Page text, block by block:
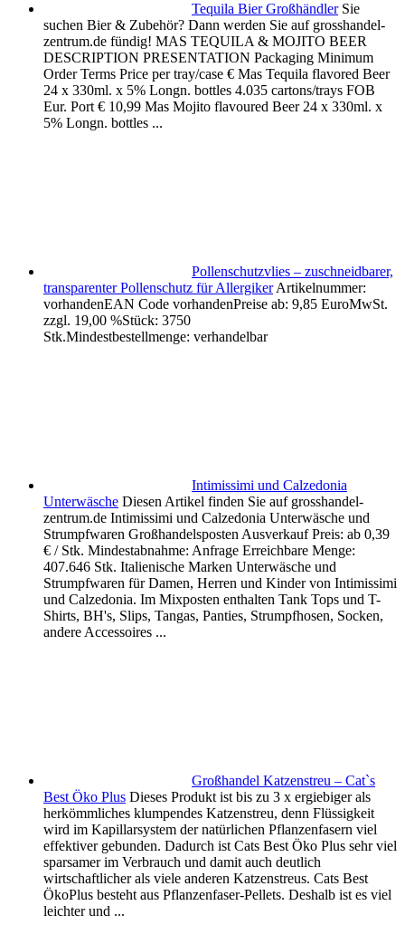
Tequila Bier Großhändler Sie
suchen Bier & Zubehör? Dann werden Sie auf grosshandel-
zentrum.de fündig! MAS TEQUILA & MOJITO BEER
DESCRIPTION PRESENTATION Packaging Minimum
Order Terms Price per tray/case € Mas Tequila flavored Beer
24 x 330ml. x 5% Longn. bottles 4.035 cartons/trays FOB
Eur. Port € 10,99 Mas Mojito flavoured Beer 24 x 330ml. x
5% Longn. bottles ...
Pollenschutzvlies – zuschneidbarer,
transparenter Pollenschutz für AllergikerArtikelnummer:
vorhandenEAN Code vorhandenPreise ab: 9,85 EuroMwSt.
zzgl. 19,00 %Stück: 3750
Stk.Mindestbestellmenge: verhandelbar
Intimissimi und Calzedonia
Unterwäsche Diesen Artikel finden Sie auf grosshandel-
zentrum.de Intimissimi und Calzedonia Unterwäsche und
Strumpfwaren Großhandelsposten Ausverkauf Preis: ab 0,39
€ / Stk. Mindestabnahme: Anfrage Erreichbare Menge:
407.646 Stk. Italienische Marken Unterwäsche und
Strumpfwaren für Damen, Herren und Kinder von Intimissimi
und Calzedonia. Im Mixposten enthalten Tank Tops und T-
Shirts, BH's, Slips, Tangas, Panties, Strumpfhosen, Socken,
andere Accessoires ...
Großhandel Katzenstreu – Cat`s
Best Öko Plus Dieses Produkt ist bis zu 3 x ergiebiger als
herkömmliches klumpendes Katzenstreu, denn Flüssigkeit
wird im Kapillarsystem der natürlichen Pflanzenfasern viel
effektiver gebunden. Dadurch ist Cats Best Öko Plus sehr viel
sparsamer im Verbrauch und damit auch deutlich
wirtschaftlicher als viele anderen Katzenstreus. Cats Best
ÖkoPlus besteht aus Pflanzenfaser-Pellets. Deshalb ist es viel
leichter und ...